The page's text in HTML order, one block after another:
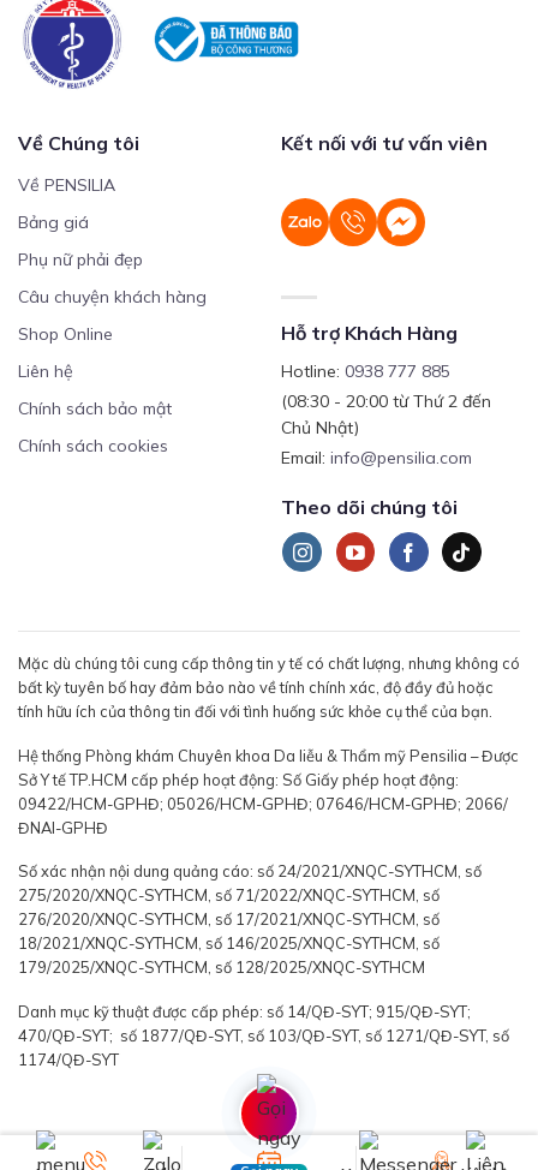
Về Chúng tôi
Về PENSILIA
Bảng giá
Phụ nữ phải đẹp
Câu chuyện khách hàng
Shop Online
Liên hệ
Chính sách bảo mật
Chính sách cookies
Kết nối với tư vấn viên
Hỗ trợ Khách Hàng
Hotline: 0938 777 885
(08:30 - 20:00 từ Thứ 2 đến
Chủ Nhật)
Email: info@pensilia.com
Theo dõi chúng tôi
Mặc dù chúng tôi cung cấp thông tin y tế có chất lượng, nhưng không có
bất kỳ tuyên bố hay đảm bảo nào về tính chính xác, độ đầy đủ hoặc
tính hữu ích của thông tin đối với tình huống sức khỏe cụ thể của bạn.
Hệ thống Phòng khám Chuyên khoa Da liễu & Thẩm mỹ Pensilia – Được
Sở Y tế TP.HCM cấp phép hoạt động: Số Giấy phép hoạt động:
09422/HCM-GPHĐ; 05026/HCM-GPHĐ; 07646/HCM-GPHĐ; 2066/
ĐNAI-GPHĐ
Số xác nhận nội dung quảng cáo: số 24/2021/XNQC-SYTHCM, số
275/2020/XNQC-SYTHCM, số 71/2022/XNQC-SYTHCM, số
276/2020/XNQC-SYTHCM, số 17/2021/XNQC-SYTHCM, số
18/2021/XNQC-SYTHCM, số 146/2025/XNQC-SYTHCM, số
179/2025/XNQC-SYTHCM, số 128/2025/XNQC-SYTHCM
Danh mục kỹ thuật được cấp phép: số 14/QĐ-SYT; 915/QĐ-SYT;
470/QĐ-SYT; số 1877/QĐ-SYT, số 103/QĐ-SYT, số 1271/QĐ-SYT, số
1174/QĐ-SYT